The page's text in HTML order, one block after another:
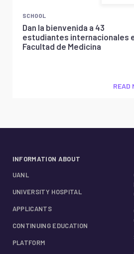
SCHOOL
Dan la bienvenida a 43
estudiantes internacionales
Facultad de Medicina
READ
INFORMATION ABOUT
UANL
UNIVERSITY HOSPITAL
APPLICANTS
CONTINUING EDUCATION
PLATFORM